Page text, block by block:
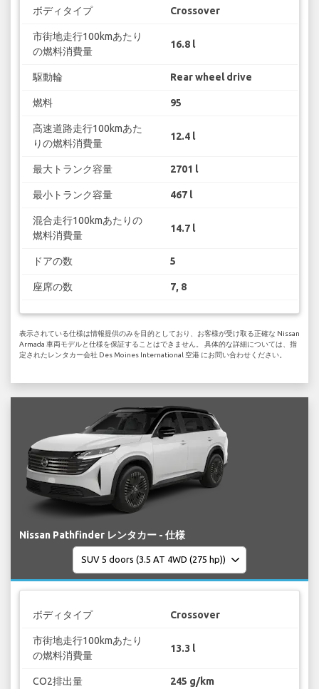
ボディタイプ Crossover
市街地走行100kmあたり
の燃料消費量
16.8 l
駆動輪 Rear wheel drive
燃料 95
高速道路走行100kmあた
りの燃料消費量
12.4 l
最大トランク容量 2701 l
最小トランク容量 467 l
混合走行100kmあたりの
燃料消費量
14.7 l
ドアの数 5
座席の数 7, 8
表示されている仕様は情報提供のみを目的としており、お客様が受け取る正確な Nissan
Armada 車両モデルと仕様を保証することはできません。 具体的な詳細については、指
定されたレンタカー会社 Des Moines International 空港 にお問い合わせください。
Nissan Pathfinder レンタカー - 仕様
ボディタイプ Crossover
市街地走行100kmあたり
の燃料消費量
13.3 l
CO2排出量 245 g/km